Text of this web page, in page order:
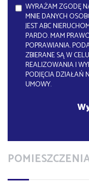
WYRAŻAM ZGODĘ
MNIE DANYCH
JEST ABC
PARDO. MAM
POPRAWIANIA.
ZBIERANE SĄ W
REALIZOWANIA I
PODJĘCIA DZIAŁAŃ
UMOWY.